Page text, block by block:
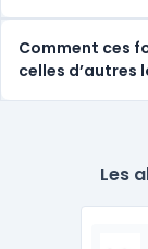
Comment ces
celles d’autres
Les